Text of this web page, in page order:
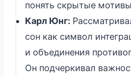
понять скрытые
Карл Юнг:
сон как символ
и объединения
Он подчеркивал